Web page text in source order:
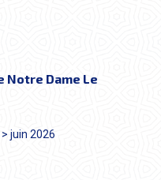
Notre Dame Le
juin 2026